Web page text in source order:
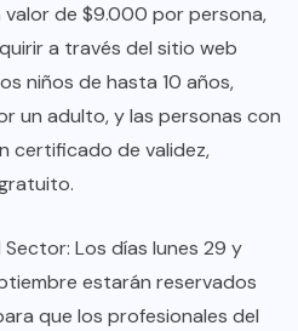
de $9.000 por persona,
a través del sitio web
niños de hasta 10 años,
un adulto, y las personas con
certificado de validez,
Los días lunes 29 y
estarán reservados
que los profesionales del